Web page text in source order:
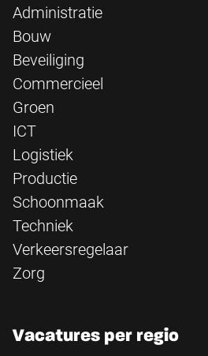
Administratie
Bouw
Beveiliging
Commercieel
Groen
ICT
Logistiek
Productie
Schoonmaak
Techniek
Verkeersregelaar
Zorg
Vacatures per regio